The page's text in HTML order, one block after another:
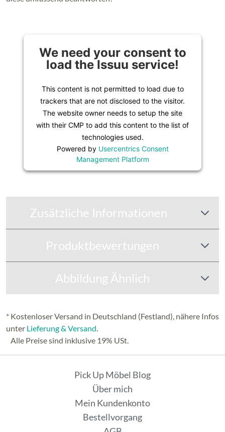
We need your consent to
load the Issuu service!
This content is not permitted to load due to
trackers that are not disclosed to the visitor.
The website owner needs to setup the site
with their CMP to add this content to the list of
technologies used.
Powered by Usercentrics Consent
Management Platform
Zusätzliche Informationen
Produktbewertungen
Abbildung Ähnlich
* Kostenloser Versand in Deutschland (Festland), nähere Infos
unter Lieferung & Versand.
Alle Preise sind inklusive 19% USt.
Pick Up Möbel Blog
Über mich
Mein Kundenkonto
Bestellvorgang